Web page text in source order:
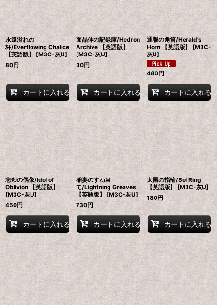
永遠溢れの
杯/Everflowing Chalice
【英語版】 [M3C-灰U]
80円
カートに入れる
面晶体の記録庫/Hedron
Archive 【英語版】
[M3C-灰U]
30円
カートに入れる
通報の角笛/Herald's
Horn 【英語版】 [M3C-
灰U]
480円
カートに入れる
忘却の偶像/Idol of
Oblivion 【英語版】
[M3C-灰U]
450円
カートに入れる
稲妻のすね当
て/Lightning Greaves
【英語版】 [M3C-灰U]
730円
カートに入れる
太陽の指輪/Sol Ring
【英語版】 [M3C-灰U]
180円
カートに入れる